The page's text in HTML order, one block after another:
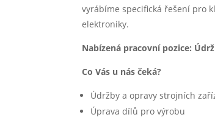
vyrábíme specifická řešení pro
elektroniky.
Nabízená pracovní pozice:
Co Vás u nás čeká?
Údržby a opravy strojních
Úprava dílů pro výrobu